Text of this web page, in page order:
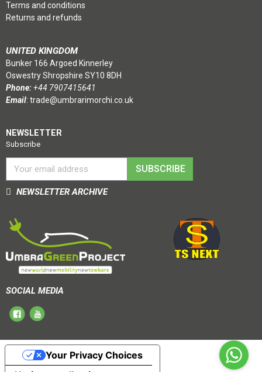
Terms and conditions
Returns and refunds
UNITED KINGDOM
Bunker 166 Argoed Kinnerley
Oswestry Shropshire SY10 8DH
Phone:+44 7907415641
Email: trade@umbrarimorchi.co.uk
NEWSLETTER
Subscribe
SUBSCRIBE
NEWSLETTER ARCHIVE
SOCIAL MEDIA
Your Privacy Choices